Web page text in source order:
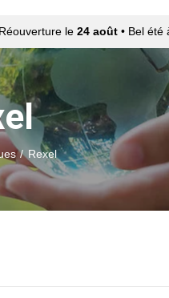
le 24 août • Bel
Rexel